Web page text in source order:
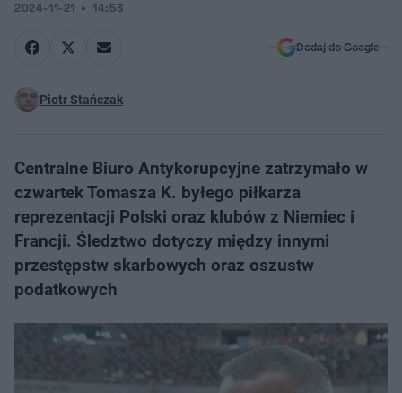
2024-11-21 14:53
Dodaj do Google
Piotr Stańczak
Centralne Biuro Antykorupcyjne zatrzymało w
czwartek Tomasza K. byłego piłkarza
reprezentacji Polski oraz klubów z Niemiec i
Francji. Śledztwo dotyczy między innymi
przestępstw skarbowych oraz oszustw
podatkowych